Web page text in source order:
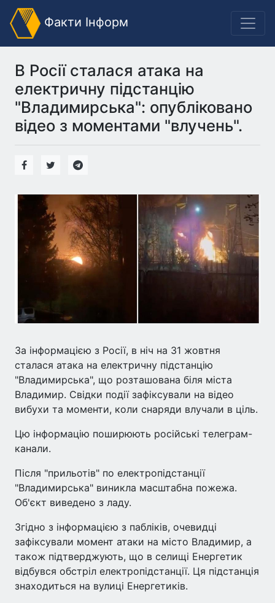
Факти Інформ
В Росії сталася атака на
електричну підстанцію
"Владимирська": опубліковано
відео з моментами "влучень".
За інформацією з Росії, в ніч на 31 жовтня
сталася атака на електричну підстанцію
"Владимирська", що розташована біля міста
Владимир. Свідки події зафіксували на відео
вибухи та моменти, коли снаряди влучали в ціль.
Цю інформацію поширюють російські телеграм-
канали.
Після "прильотів" по електропідстанції
"Владимирська" виникла масштабна пожежа.
Об'єкт виведено з ладу.
Згідно з інформацією з пабліків, очевидці
зафіксували момент атаки на місто Владимир, а
також підтверджують, що в селищі Енергетик
відбувся обстріл електропідстанції. Ця підстанція
знаходиться на вулиці Енергетиків.